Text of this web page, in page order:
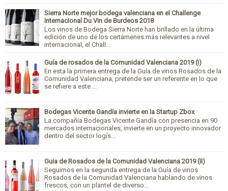
Sierra Norte mejor bodega valenciana en el Challenge
Internacional Du Vin de Burdeos 2018
Los vinos de Bodega Sierra Norte han brillado en la última
edición de uno de los certámenes más relevantes a nivel
internacional, el Chall...
Guía de rosados de la Comunidad Valenciana 2019 (I)
En esta la primera entrega de la Guía de vinos Rosados de la
Comunidad Valenciana, pretende ser un referente en lo que
se refiere a este ...
Bodegas Vicente Gandía invierte en la Startup Zbox
La compañía Bodegas Vicente Gandía con presencia en 90
mercados internacionales, invierte en un proyecto innovador
dentro del sector logís...
Guia de Rosados de la Comunidad Valenciana 2019 (II)
Seguimos en la segunda entrega de la Guía de vinos
Rosados de la Comunidad Valenciana hablando de vinos
frescos, con un plantel de diverso...